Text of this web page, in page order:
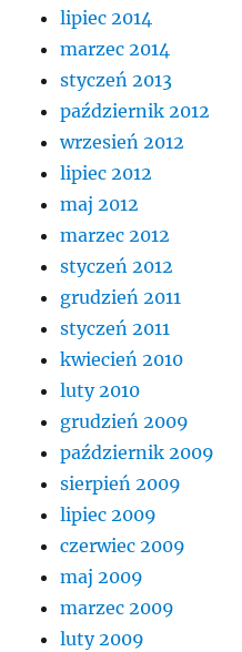
lipiec 2014
marzec 2014
styczeń 2013
październik 2012
wrzesień 2012
lipiec 2012
maj 2012
marzec 2012
styczeń 2012
grudzień 2011
styczeń 2011
kwiecień 2010
luty 2010
grudzień 2009
październik 2009
sierpień 2009
lipiec 2009
czerwiec 2009
maj 2009
marzec 2009
luty 2009